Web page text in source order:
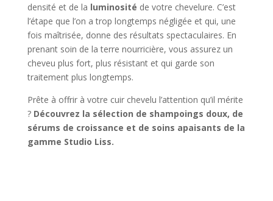
densité et de la luminosité de votre chevelure. C’est
l’étape que l’on a trop longtemps négligée et qui, une
fois maîtrisée, donne des résultats spectaculaires. En
prenant soin de la terre nourricière, vous assurez un
cheveu plus fort, plus résistant et qui garde son
traitement plus longtemps.
Prête à offrir à votre cuir chevelu l’attention qu’il mérite
? Découvrez la sélection de shampoings doux, de
sérums de croissance et de soins apaisants de la
gamme Studio Liss.